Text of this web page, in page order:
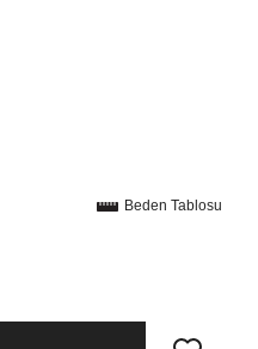
Beden Tablosu